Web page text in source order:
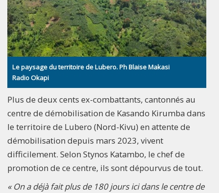
Le paysage du territoire de Lubero. Ph Blaise Makasi
Radio Okapi
Plus de deux cents ex-combattants, cantonnés au
centre de démobilisation de Kasando Kirumba dans
le territoire de Lubero (Nord-Kivu) en attente de
démobilisation depuis mars 2023, vivent
difficilement. Selon Stynos Katambo, le chef de
promotion de ce centre, ils sont dépourvus de tout.
« On a déjà fait plus de 180 jours ici dans le centre de